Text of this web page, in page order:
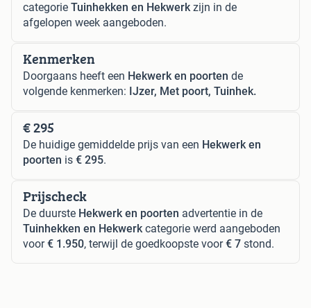
categorie Tuinhekken en Hekwerkzijn in de
afgelopen week aangeboden.
Kenmerken
Doorgaans heeft een Hekwerk en poorten de
volgende kenmerken: IJzer, Met poort, Tuinhek.
€ 295
De huidige gemiddelde prijs van een Hekwerk en
poorten is € 295.
Prijscheck
De duurste Hekwerk en poorten advertentie in de
Tuinhekken en Hekwerkcategorie werd aangeboden
voor€ 1.950, terwijl de goedkoopste voor€ 7 stond.